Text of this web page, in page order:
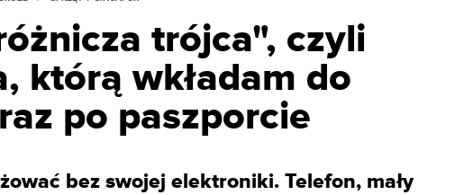
trójca", czyli
którą wkładam do
po paszporcie
bez swojej elektroniki. Telefon, mały